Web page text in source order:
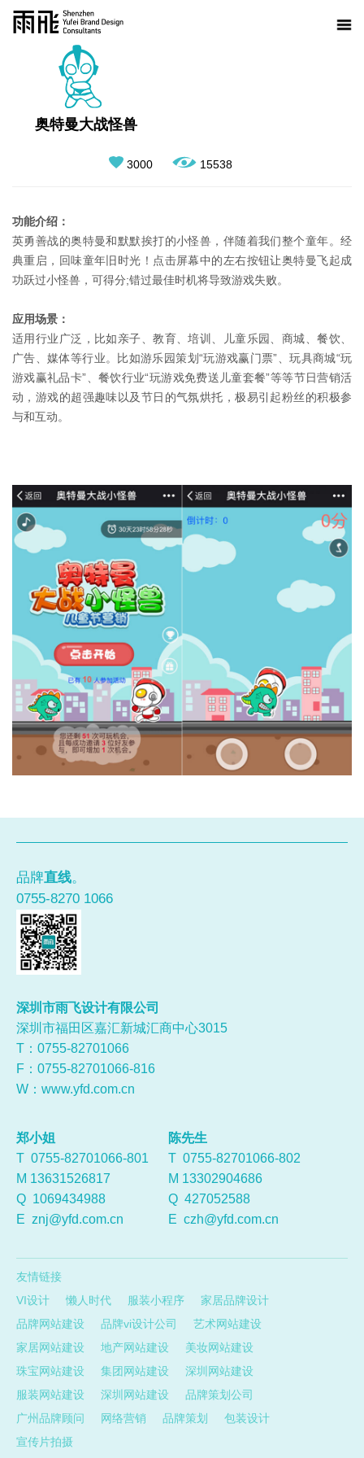
奥特曼大战怪兽
3000 15538
功能介绍：
英勇善战的奥特曼和默默挨打的小怪兽，伴随着我们整个童年。经
典重启，回味童年旧时光！点击屏幕中的左右按钮让奥特曼飞起成
功跃过小怪兽，可得分;错过最佳时机将导致游戏失败。
应用场景：
适用行业广泛，比如亲子、教育、培训、儿童乐园、商城、餐饮、
广告、媒体等行业。比如游乐园策划“玩游戏赢门票”、玩具商城“玩
游戏赢礼品卡”、餐饮行业“玩游戏免费送儿童套餐”等等节日营销活
动，游戏的超强趣味以及节日的气氛烘托，极易引起粉丝的积极参
与和互动。
品牌直线。
0755-8270 1066
深圳市雨飞设计有限公司
深圳市福田区嘉汇新城汇商中心3015
T：0755-82701066
F：0755-82701066-816
W： www.yfd.com.cn
郑小姐
T 0755-82701066-801
M 13631526817
Q 1069434988
E znj@yfd.com.cn
陈先生
T 0755-82701066-802
M 13302904686
Q 427052588
E czh@yfd.com.cn
友情链接
VI设计
懒人时代 服装小程序
家居品牌设计
品牌网站建设
品牌vi设计公司
艺术网站建设
家居网站建设
地产网站建设
美妆网站建设
珠宝网站建设
集团网站建设
深圳网站建设
服装网站建设
深圳网站建设
品牌策划公司
广州品牌顾问
网络营销 品牌策划
包装设计
宣传片拍摄